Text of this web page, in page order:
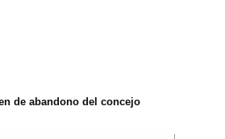
de abandono del concejo